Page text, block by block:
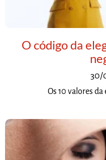
O código da
30/
Os 10 valores